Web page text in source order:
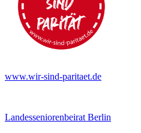
www.wir-sind-paritaet.de
Landesseniorenbeirat Berlin